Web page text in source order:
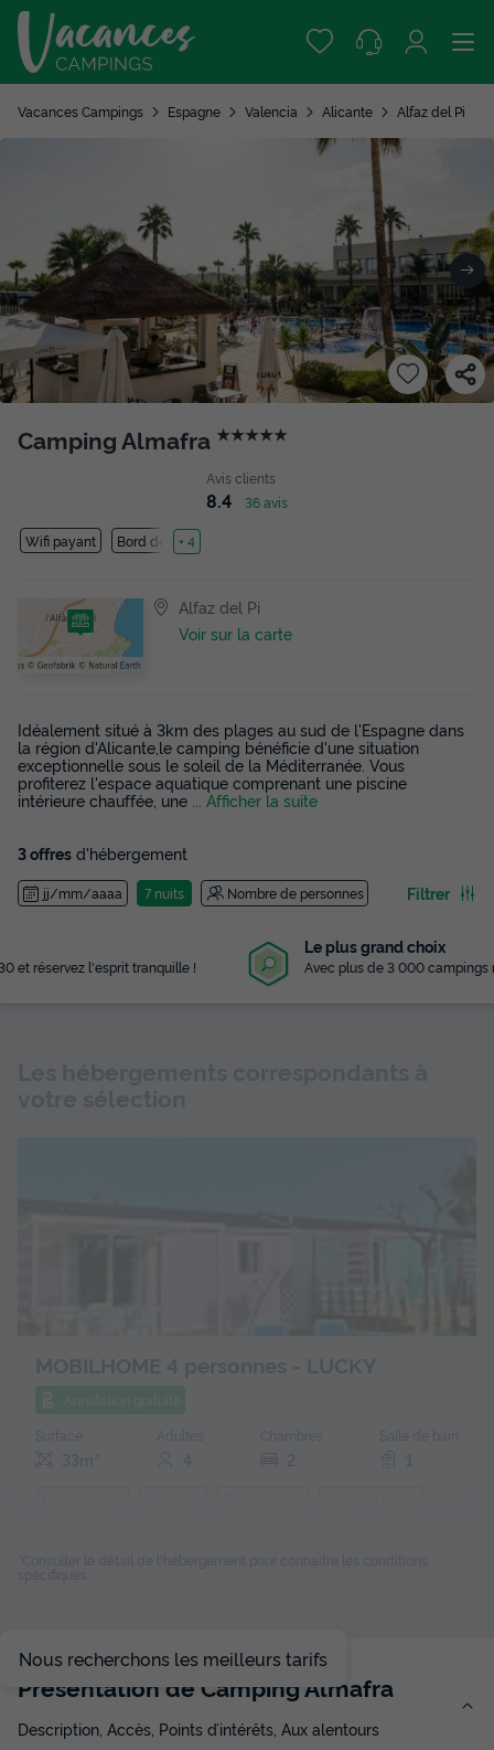
Vacances Campings Espagne Valencia Alicante Alfaz del Pi
Camping Almafra ★★★★★
Avis clients
8.4 36 avis
Wifi payant Bord de mer
+ 4
Alfaz del Pi
Voir sur la carte
Idéalement situé à 3km des plages au sud de l'Espagne dans
la région d'Alicante,le camping bénéficie d'une situation
exceptionnelle sous le soleil de la Méditerranée. Vous
profiterez l'espace aquatique comprenant une piscine
intérieure chauffée, une
... Afficher la suite
3 offres d'hébergement
jj/mm/aaaa 7 nuits Nombre de personnes Filtrer
Avec plus de 3 000 campings référencés
Meilleur prix pour 7 nuits
Modifier les dates
525 €
Nous recherchons les meilleurs tarifs
Présentation de Camping Almafra
Description, Accès, Points d’intérêts, Aux alentours